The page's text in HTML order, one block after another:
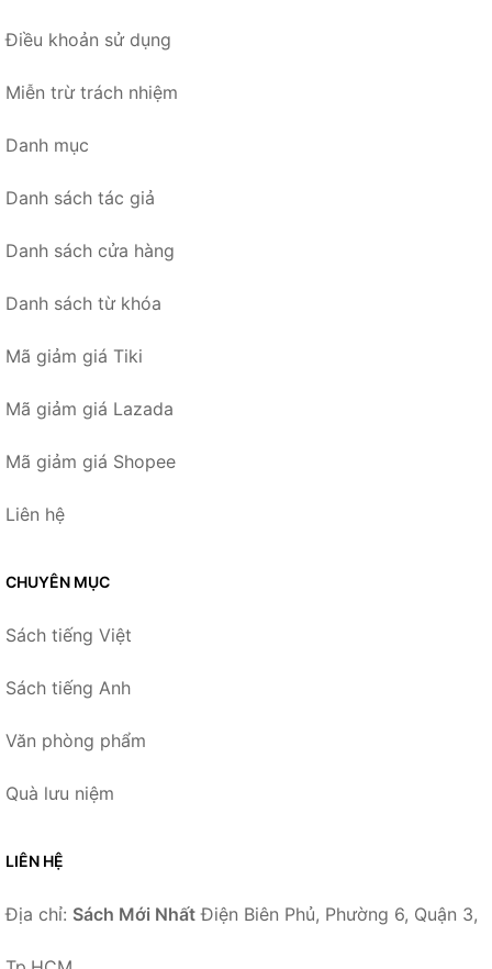
Điều khoản sử dụng
Miễn trừ trách nhiệm
Danh mục
Danh sách tác giả
Danh sách cửa hàng
Danh sách từ khóa
Mã giảm giá Tiki
Mã giảm giá Lazada
Mã giảm giá Shopee
Liên hệ
CHUYÊN MỤC
Sách tiếng Việt
Sách tiếng Anh
Văn phòng phẩm
Quà lưu niệm
LIÊN HỆ
Địa chỉ: Sách Mới Nhất Điện Biên Phủ, Phường 6, Quận 3,